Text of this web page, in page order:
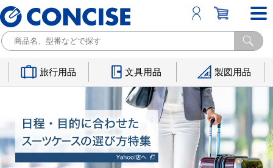
旅行用品 文具用品 製図用品